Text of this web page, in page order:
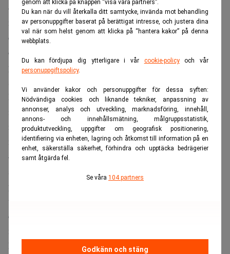
genom att klicka på knappen “visa våra partners”.
Du kan när du vill återkalla ditt samtycke, invända mot behandling
av personuppgifter baserat på berättigat intresse, och justera dina
val när som helst genom att klicka på “hantera kakor” på denna
webbplats.
Du kan fördjupa dig ytterligare i vår cookie-policyoch vår
personuppgiftspolicy.
Vi använder kakor och personuppgifter för dessa syften:
Nödvändiga cookies och liknande tekniker, anpassning av
annonser, analys och utveckling, marknadsföring, innehåll,
annons- och innehållsmätning, målgruppsstatistik,
produktutveckling, uppgifter om geografisk positionering,
identifiering via enheten, lagring och åtkomst till information på en
enhet, säkerställa säkerhet, förhindra och upptäcka bedrägerier
samt åtgärda fel.
Se våra 104 partners
Godkänn och stäng
– Vi kommer snart släppa en ny produkt som gör det
möjligt att i detalj kvantifiera kvaliteten på ”perception
dataset”, alltså data som används för att träna och validera
datorseende för bilar. Det har tidigare varit en del av vår
produktion av data men vi gör den ny mer kraftfull och
Han hartidigare i Realtid lyft fram Göteborgs starka
ingenjörskulturmed flera stora, högteknologiska
industribolag, som på senare år fått sällskap av såväl
mindre bolag som mjukvarubolag.
– Vi är väldigt glada att vara del av det starka ekosystem
som växer fram i Göteborg. Jag fick förmånen att lära mig
på Recorded Future, och det är spännande att nu bygga
vidare på den erfarenheten. Göteborg är särskilt bra på
den långsiktigt viktig och komplex teknik som krävs in
mobilitet. Vi gör inte bara appar i Göteborg, säger Daniel
Langkilde.